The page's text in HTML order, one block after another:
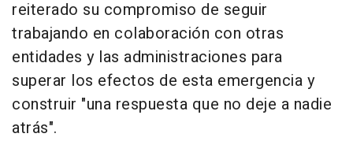
reiterado su compromiso de seguir
trabajando en colaboración con otras
entidades y las administraciones para
superar los efectos de esta emergencia y
construir "una respuesta que no deje a nadie
atrás".